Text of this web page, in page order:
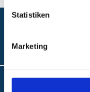
Statistiken
Marketing